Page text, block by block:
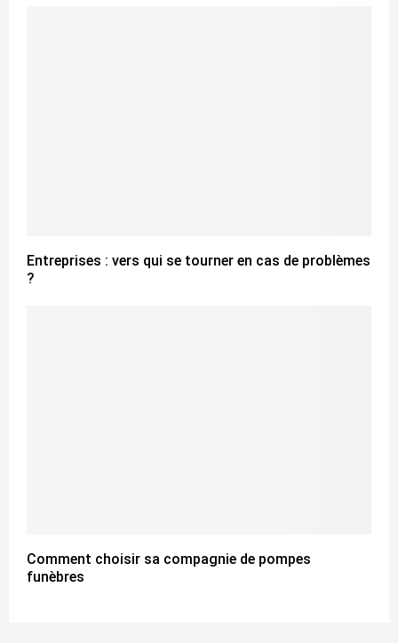
Entreprises : vers qui se tourner en cas de problèmes
?
Comment choisir sa compagnie de pompes
funèbres